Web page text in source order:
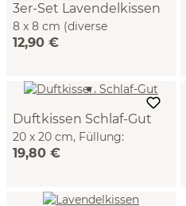
3er-Set Lavendelkissen
8 x 8 cm (diverse
farben/dessins)
12,90 €
Duftkissen Schlaf-Gut
20 x 20 cm, Füllung:
Zirbenspäne, Kamille,
Zitronenmelisse
19,80 €